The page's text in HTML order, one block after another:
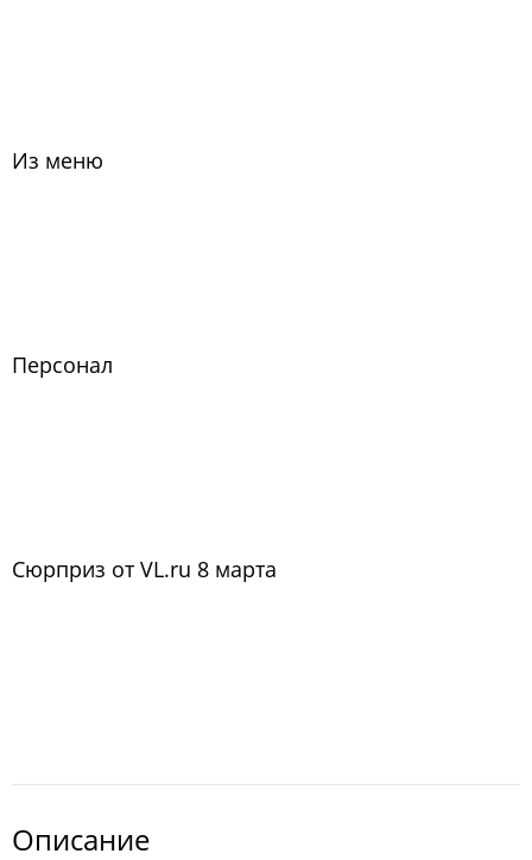
Из меню
Персонал
Сюрприз от VL.ru 8 марта
Описание